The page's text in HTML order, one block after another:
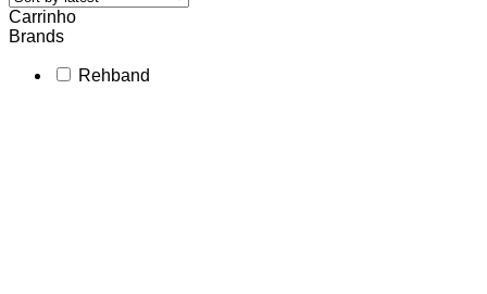
Carrinho
Brands
Rehband